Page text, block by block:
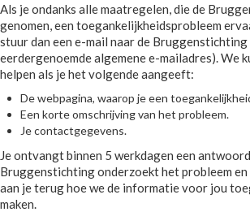
Als je ondanks alle maatregelen, die de
genomen, een toegankelijkheidsprobleem
stuur dan een e-mail naar de Bruggenstichting
eerdergenoemde algemene e-mailadres). We
helpen als je het volgende aangeeft:
De webpagina, waarop je een
Een korte omschrijving van het probleem.
Je contactgegevens.
Je ontvangt binnen 5 werkdagen een
Bruggenstichting onderzoekt het probleem
aan je terug hoe we de informatie voor jou
maken.